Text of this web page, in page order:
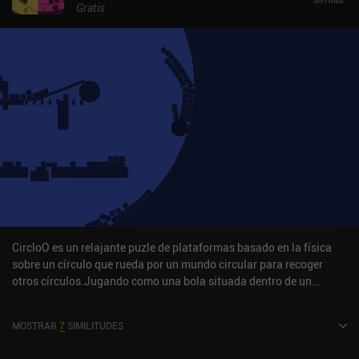
Gratis
CircloO es un relajante puzle de plataformas basado en la física
sobre un círculo que rueda por un mundo circular para recoger
otros círculos.Jugando como una bola situada dentro de un
objetivo es recoger anillos situados en distintas partes del nivel de
MOSTRAR 7 SIMILITUDES